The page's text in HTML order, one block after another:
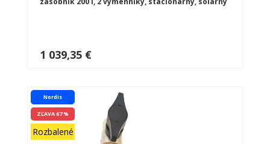
1 039,35 €
Nordis
ZĽAVA 67 %
Rozbalené